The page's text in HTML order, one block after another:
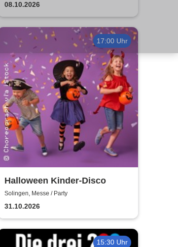
08.10.2026
17:00 Uhr
Halloween Kinder-Disco
Solingen, Messe / Party
31.10.2026
15:30 Uhr